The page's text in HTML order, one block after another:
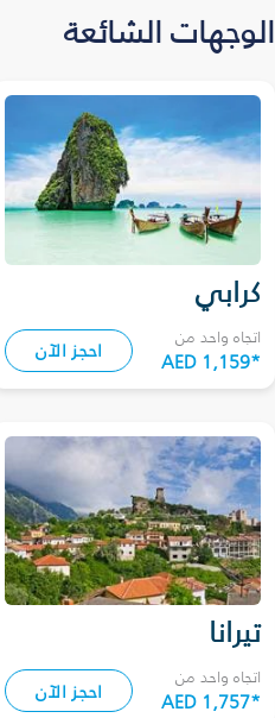
الوجهات الشائعة
كرابي
اتجاه واحد من
AED 1,159* احجز الآن
تيرانا
اتجاه واحد من
AED 1,757* احجز الآن